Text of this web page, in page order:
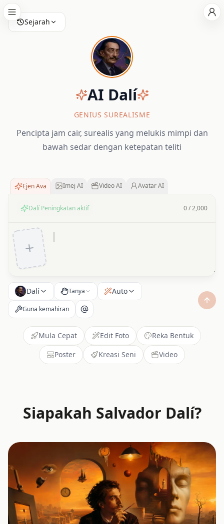
Sejarah
AI Dalí
GENIUS SUREALISME
Pencipta jam cair, surealis yang melukis mimpi dan
bawah sedar dengan ketepatan teliti
Ejen Ava Imej AI Video AI Avatar AI
Dalí Peningkatan aktif 0/2,000
Dalí Tanya Auto
Guna kemahiran
Mula Cepat Edit Foto
Reka Bentuk
Poster
Kreasi Seni Video
Siapakah Salvador Dalí?